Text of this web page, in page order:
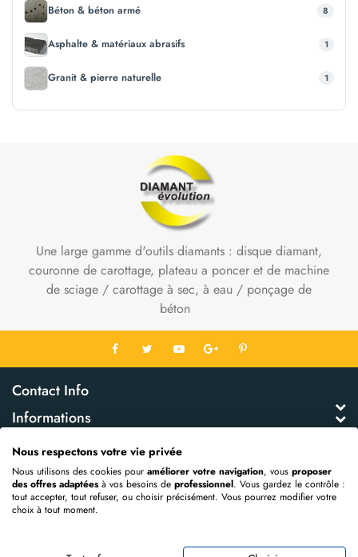
Béton & béton armé
8
Asphalte & matériaux abrasifs 1
Granit & pierre naturelle 1
Une large gamme d'outils diamants : disque diamant,
couronne de carottage, plateau a poncer et de machine
de sciage / carottage à sec, à eau / ponçage de
béton
Contact Info
Informations
Mon Compte
Extras
Nous respectons votre vie privée
Nous utilisons des cookies pour améliorer votre navigation, vous proposer
des offres adaptéesà vos besoins de professionnel. Vous gardez le contrôle :
tout accepter, tout refuser, ou choisir précisément. Vous pourrez modifier votre
choix à tout moment.